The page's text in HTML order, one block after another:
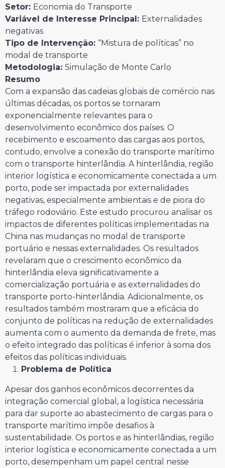
Setor: Economia do Transporte
Variável de Interesse Principal: Externalidades
negativas
Tipo de Intervenção: “Mistura de políticas” no
modal de transporte
Metodologia: Simulação de Monte Carlo
Resumo
Com a expansão das cadeias globais de comércio nas
últimas décadas, os portos se tornaram
exponencialmente relevantes para o
desenvolvimento econômico dos países. O
recebimento e escoamento das cargas aos portos,
contudo, envolve a conexão do transporte marítimo
com o transporte hinterlândia. A hinterlândia, região
interior logística e economicamente conectada a um
porto, pode ser impactada por externalidades
negativas, especialmente ambientais e de piora do
tráfego rodoviário. Este estudo procurou analisar os
impactos de diferentes políticas implementadas na
China nas mudanças no modal de transporte
portuário e nessas externalidades. Os resultados
revelaram que o crescimento econômico da
hinterlândia eleva significativamente a
comercialização portuária e as externalidades do
transporte porto-hinterlândia. Adicionalmente, os
resultados também mostraram que a eficácia do
conjunto de políticas na redução de externalidades
aumenta com o aumento da demanda de frete, mas
o efeito integrado das políticas é inferior à soma dos
efeitos das políticas individuais.
Problema de Política
Apesar dos ganhos econômicos decorrentes da
integração comercial global, a logística necessária
para dar suporte ao abastecimento de cargas para o
transporte marítimo impõe desafios à
sustentabilidade. Os portos e as hinterlândias, região
interior logística e economicamente conectada a um
porto, desempenham um papel central nesse